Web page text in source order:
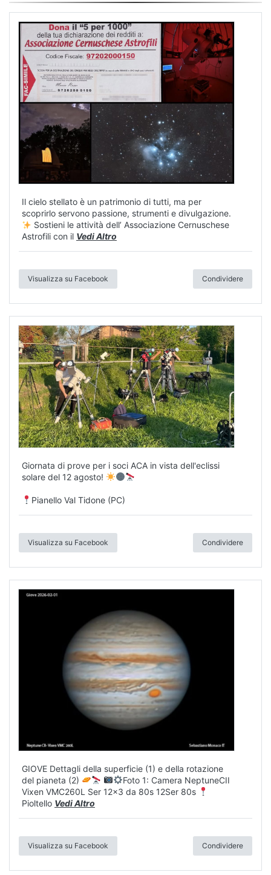
scoprirlo servono passione, strumenti e divulgazione.
Sostieni le attività dell’ Associazione Cernuschese
Astrofili con il Vedi Altro
Visualizza su Facebook Condividere
solare del 12 agosto!
Visualizza su Facebook Condividere
del pianeta (2)
Foto 1: Camera NeptuneCII
Vixen VMC260L Ser 12x3 da 80s 12Ser 80s
Pioltello Vedi Altro
Visualizza su Facebook Condividere